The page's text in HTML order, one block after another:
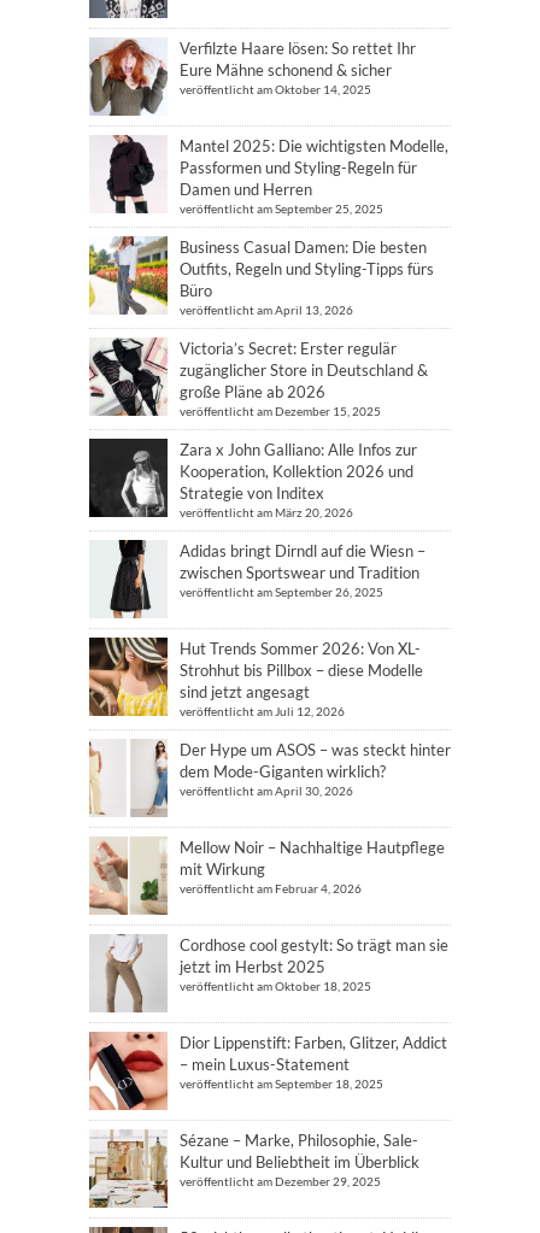
Verfilzte Haare lösen: So rettet Ihr
Eure Mähne schonend & sicher
veröffentlicht am Oktober 14, 2025
Mantel 2025: Die wichtigsten Modelle,
Passformen und Styling-Regeln für
Damen und Herren
veröffentlicht am September 25, 2025
Business Casual Damen: Die besten
Outfits, Regeln und Styling-Tipps fürs
Büro
veröffentlicht am April 13, 2026
Victoria’s Secret: Erster regulär
zugänglicher Store in Deutschland &
große Pläne ab 2026
veröffentlicht am Dezember 15, 2025
Zara x John Galliano: Alle Infos zur
Kooperation, Kollektion 2026 und
Strategie von Inditex
veröffentlicht am März 20, 2026
Adidas bringt Dirndl auf die Wiesn –
zwischen Sportswear und Tradition
veröffentlicht am September 26, 2025
Hut Trends Sommer 2026: Von XL-
Strohhut bis Pillbox – diese Modelle
sind jetzt angesagt
veröffentlicht am Juli 12, 2026
Der Hype um ASOS – was steckt hinter
dem Mode-Giganten wirklich?
veröffentlicht am April 30, 2026
Mellow Noir – Nachhaltige Hautpflege
mit Wirkung
veröffentlicht am Februar 4, 2026
Cordhose cool gestylt: So trägt man sie
jetzt im Herbst 2025
veröffentlicht am Oktober 18, 2025
Dior Lippenstift: Farben, Glitzer, Addict
– mein Luxus-Statement
veröffentlicht am September 18, 2025
Sézane – Marke, Philosophie, Sale-
Kultur und Beliebtheit im Überblick
veröffentlicht am Dezember 29, 2025